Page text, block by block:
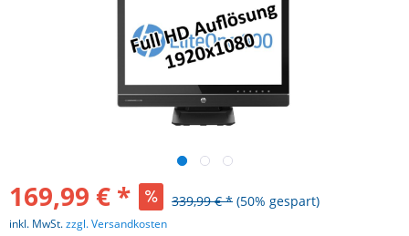
169,99 € * 339,99 € * (50% gespart)
inkl. MwSt.zzgl. Versandkosten